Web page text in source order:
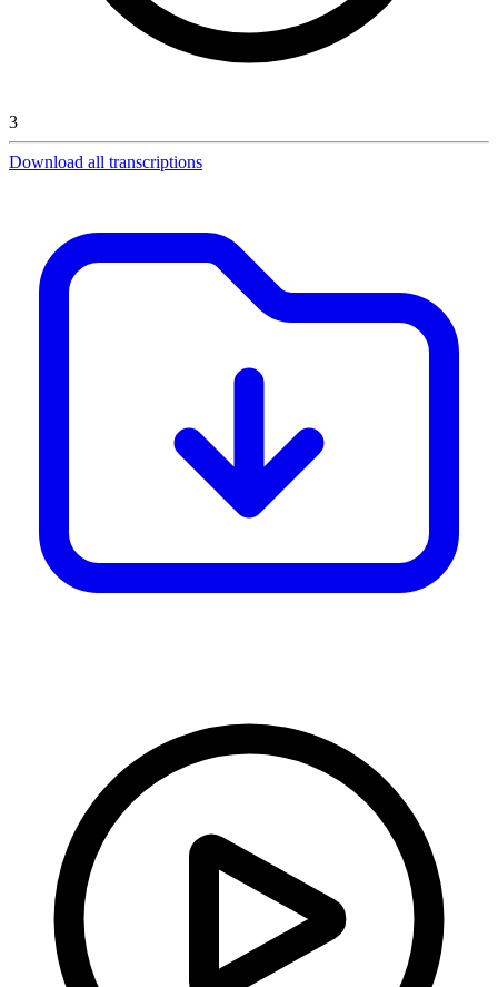
3
Download all transcriptions